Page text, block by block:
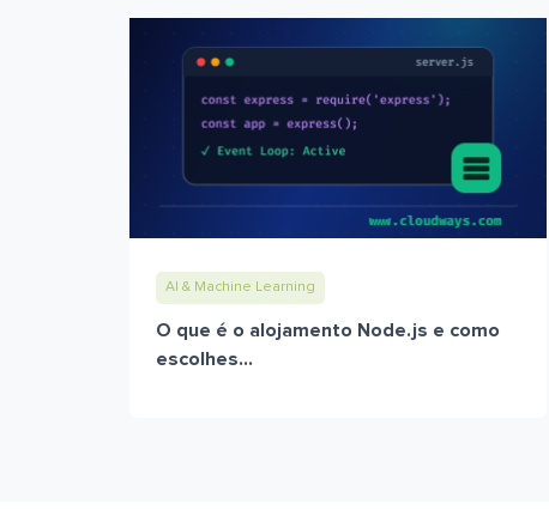
AI & Machine Learning
O que é o alojamento Node.js e como
escolhes...